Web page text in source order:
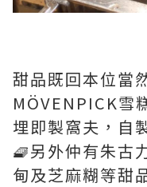
甜品既回本位當
MÖVENPICK雪
埋即製窩夫，自
🧇另外仲有朱古
甸及芝麻糊等甜